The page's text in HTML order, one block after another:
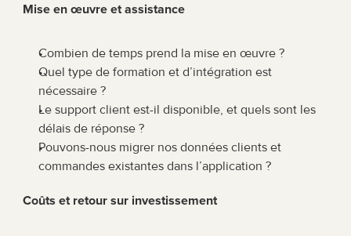
Mise en œuvre et assistance
Combien de temps prend la mise en œuvre ?
Quel type de formation et d’intégration est
nécessaire ?
Le support client est-il disponible, et quels sont les
délais de réponse ?
Pouvons-nous migrer nos données clients et
commandes existantes dans l’application ?
Coûts et retour sur investissement